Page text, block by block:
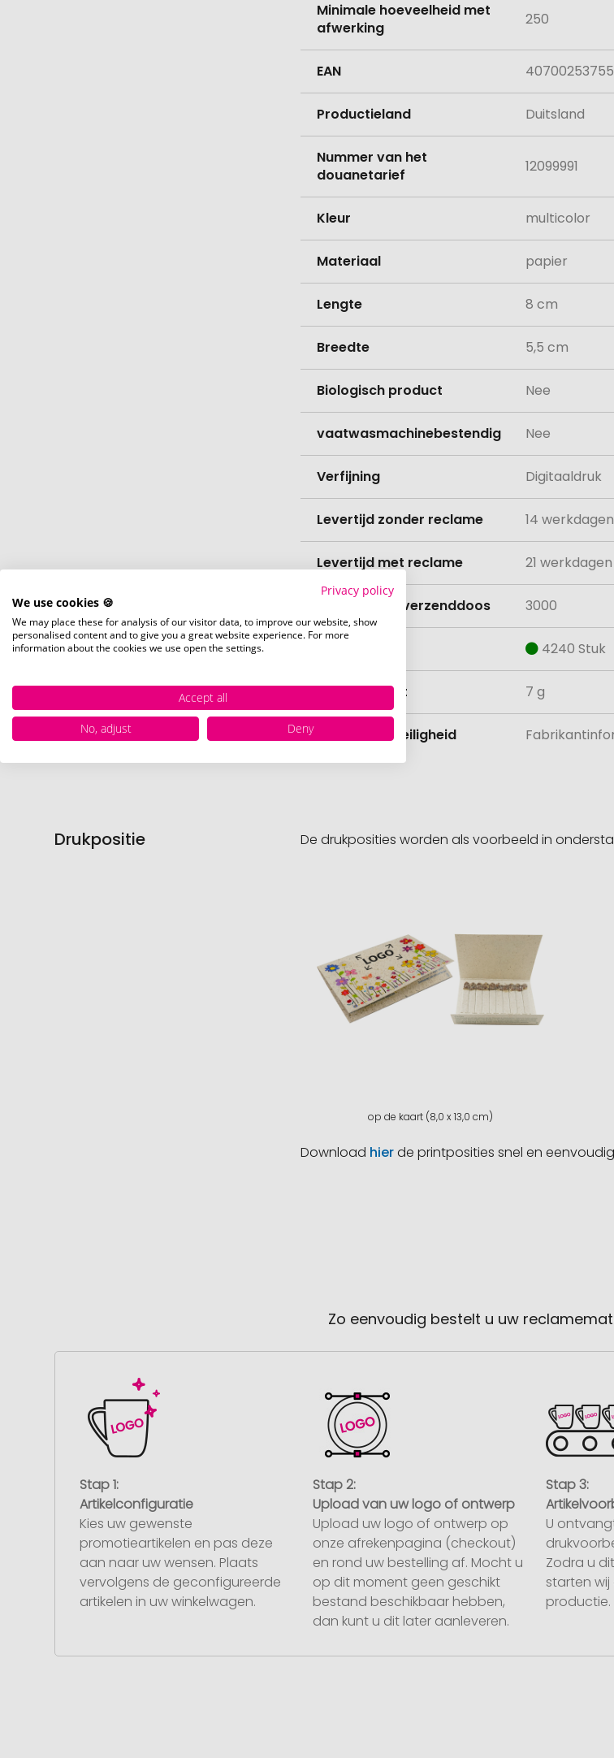
Minimale hoeveelheid met
afwerking
250
EAN
Productieland Duitsland
Nummer van het
douanetarief
12099991
Kleur multicolor
Materiaal papier
Lengte 8 cm
Breedte 5,5 cm
Biologisch product Nee
vaatwasmachinebestendig Nee
Verfijning Digitaaldruk
Levertijd zonder reclame 14 werkdagen
Levertijd met reclame 21 werkdagen
Hoeveelheid verzenddoos 3000
4240 Stuk
Nettogewicht 7 g
Product en veiligheid
Drukpositie De drukposities worden als voorbeeld in
op de kaart (8,0 x 13,0 cm)
Download hierde printposities snel en
Zo eenvoudig bestelt u uw
Stap 1:
Artikelconfiguratie
Kies uw gewenste
promotieartikelen en pas deze
aan naar uw wensen. Plaats
vervolgens de geconfigureerde
artikelen in uw winkelwagen.
Stap 2:
Upload van uw logo of ontwerp
Upload uw logo of ontwerp op
onze afrekenpagina (checkout)
en rond uw bestelling af. Mocht u
op dit moment geen geschikt
bestand beschikbaar hebben,
dan kunt u dit later aanleveren.
Stap 3:
U
Zodra u
starten
productie.
Privacy policy
We use cookies 🍪
We may place these for analysis of our visitor data, to improve our website, show
personalised content and to give you a great website experience. For more
information about the cookies we use open the settings.
Accept all
No, adjust
Deny